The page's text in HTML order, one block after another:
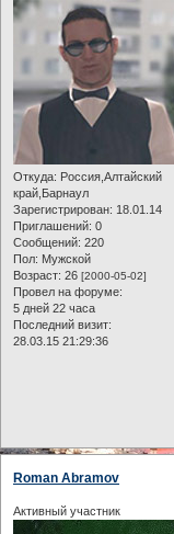
Откуда: Россия,Алтайский
край,Барнаул
Зарегистрирован: 18.01.14
Приглашений: 0
Сообщений: 220
Пол: Мужской
Возраст: 26 [2000-05-02]
Провел на форуме:
5 дней 22 часа
Последний визит:
28.03.15 21:29:36
Roman Abramov
Активный участник